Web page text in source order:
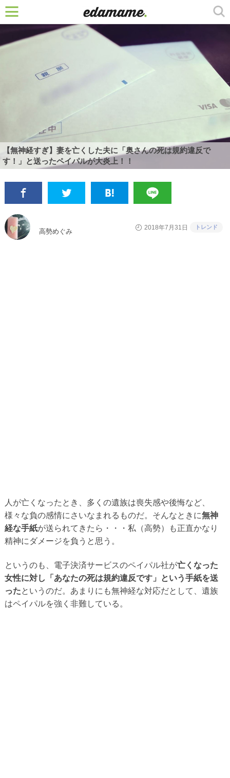
【無神経すぎ】妻を亡くした夫に「奥さんの死は規約違反で
す！」と送ったペイパルが大炎上！！
高勢めぐみ
2018年7月31日 トレンド
人が亡くなったとき、多くの遺族は喪失感や後悔など、
様々な負の感情にさいなまれるものだ。そんなときに無神
経な手紙が送られてきたら・・・私（高勢）も正直かなり
精神にダメージを負うと思う。
というのも、電子決済サービスのペイパル社が亡くなった
女性に対し「あなたの死は規約違反です」という手紙を送
ったというのだ。あまりにも無神経な対応だとして、遺族
はペイパルを強く非難している。